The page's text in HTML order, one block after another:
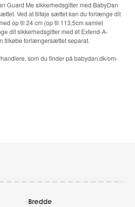
Guard Me sikkerhedsgitter med BabyDan
Ved at tilføje sættet kan du forlænge dit
op til 24 cm (op til 113,5cm samlet
dit sikkerhedsgitter med ét Extend-A-
tilkøbe forlængersættet separat.
som du finder på babydan.dk/om-
Bredde